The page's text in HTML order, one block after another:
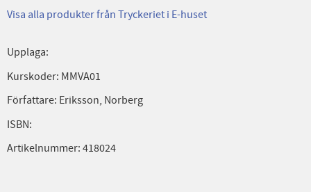
Visa alla produkter från Tryckeriet i E-huset
Upplaga:
Kurskoder: MMVA01
Författare: Eriksson, Norberg
ISBN:
Artikelnummer: 418024